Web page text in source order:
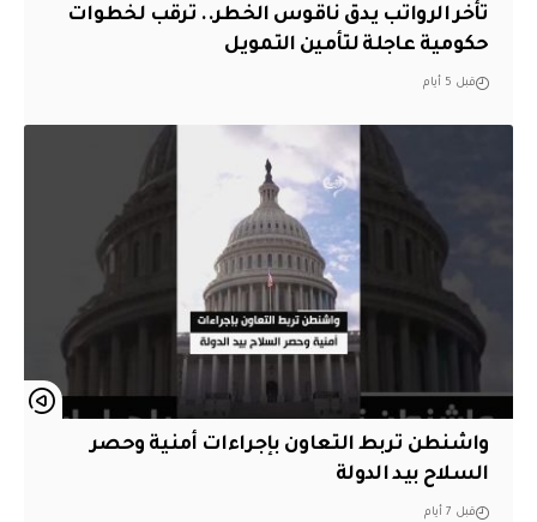
تأخر الرواتب يدق ناقوس الخطر.. ترقب لخطوات
حكومية عاجلة لتأمين التمويل
قبل 5 أيام
واشنطن تربط التعاون بإجراءات أمنية وحصر
السلاح بيد الدولة
قبل 7 أيام